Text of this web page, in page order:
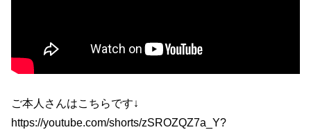
ご本人さんはこちらです↓
https://youtube.com/shorts/zSROZQZ7a_Y?